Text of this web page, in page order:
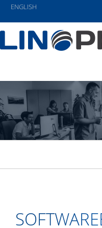
ENGLISH